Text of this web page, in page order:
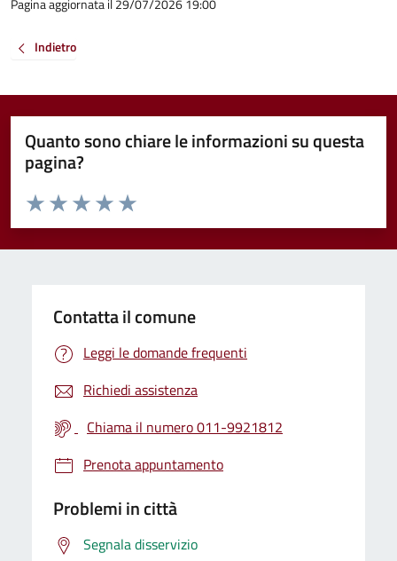
Pagina aggiornata il 29/07/2026 19:00
Indietro
Quanto sono chiare le informazioni su questa
pagina?
Valuta da 1 a 5 stelle la pagina
Valuta 5 stelle su 5
Valuta 4 stelle su 5
Valuta 3 stelle su 5
Valuta 2 stelle su 5
Valuta 1 stelle su 5
Contatta il comune
Leggi le domande frequenti
Richiedi assistenza
Chiama il numero 011-9921812
Prenota appuntamento
Problemi in città
Segnala disservizio